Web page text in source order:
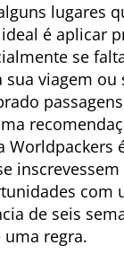
lugares
ideal é aplicar
se
viagem ou
Worldpackers
com
de seis
uma regra.